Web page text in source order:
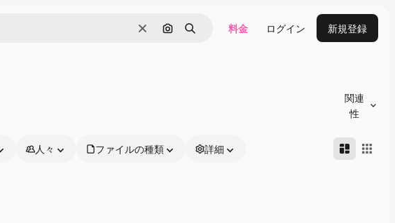
消去 画像で検索
検索 料金 ログイン 新規登録
関連
性
人々 ファイルの種類 詳細